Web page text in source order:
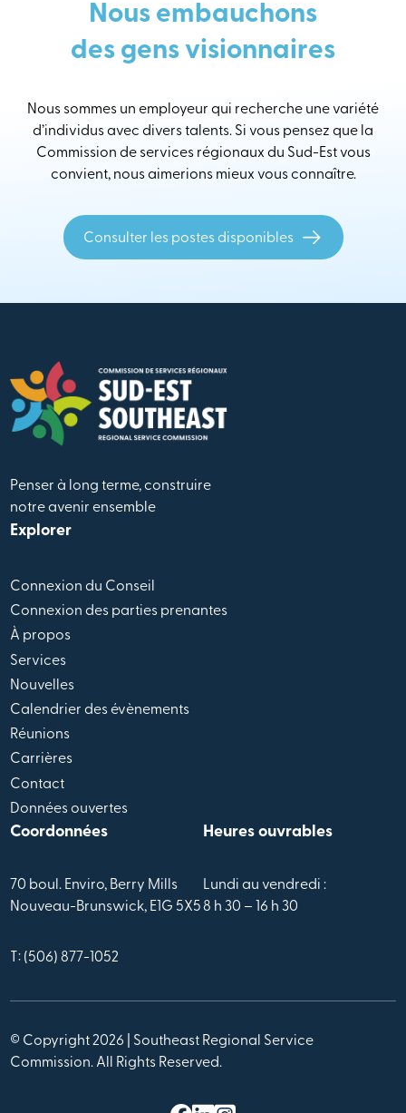
Nous embauchons
des gens visionnaires
Nous sommes un employeur qui recherche une variété
d’individus avec divers talents. Si vous pensez que la
Commission de services régionaux du Sud-Est vous
convient, nous aimerions mieux vous connaître.
Consulter les postes disponibles
Penser à long terme, construire
notre avenir ensemble
Explorer
Connexion du Conseil
Connexion des parties prenantes
À propos
Services
Nouvelles
Calendrier des évènements
Réunions
Carrières
Contact
Données ouvertes
Coordonnées
70 boul. Enviro, Berry Mills
Nouveau-Brunswick, E1G 5X5
T: (506) 877-1052
Heures ouvrables
Lundi au vendredi :
8 h 30 – 16 h 30
© Copyright 2026 | Southeast Regional Service
Commission. All Rights Reserved.